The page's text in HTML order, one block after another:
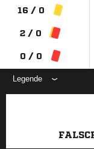
16 / 0
2 / 0
0 / 0
Legende